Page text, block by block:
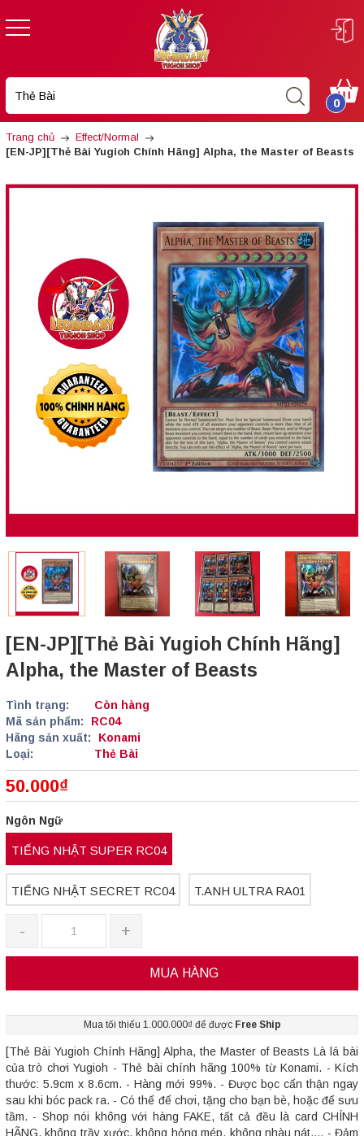
0
Trang chủ
Effect/Normal
[EN-JP][Thẻ Bài Yugioh Chính Hãng] Alpha, the Master of Beasts
[EN-JP][Thẻ Bài Yugioh Chính Hãng]
Alpha, the Master of Beasts
Tình trạng:
Còn hàng
Mã sản phẩm:
RC04
Hãng sản xuất:
Konami
Loại:
Thẻ Bài
50.000₫
Ngôn Ngữ
TIẾNG NHẬT SUPER RC04
TIẾNG NHẬT SECRET RC04 T.ANH ULTRA RA01
- +
MUA HÀNG
Mua tối thiểu 1.000.000₫ để được Free Ship
[Thẻ Bài Yugioh Chính Hãng] Alpha, the Master of Beasts Là lá bài
của trò chơi Yugioh - Thẻ bài chính hãng 100% từ Konami. - Kích
thước: 5.9cm x 8.6cm. - Hàng mới 99%. - Được bọc cẩn thận ngay
sau khi bóc pack ra. - Có thể để chơi, tặng cho bạn bè, hoặc để sưu
tầm. - Shop nói không với hàng FAKE, tất cả đều là card CHÍNH
HÃNG, không trầy xước, không hỏng mép, không nhàu nát,... - Đảm